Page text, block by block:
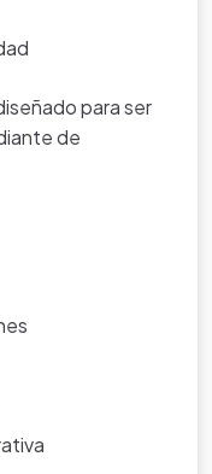
para ser
de